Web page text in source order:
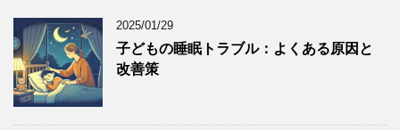
2025/01/29
子どもの睡眠トラブル：よくある原因と
改善策